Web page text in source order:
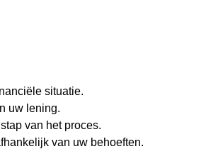
situatie.
uw lening.
van het proces.
van uw behoeften.